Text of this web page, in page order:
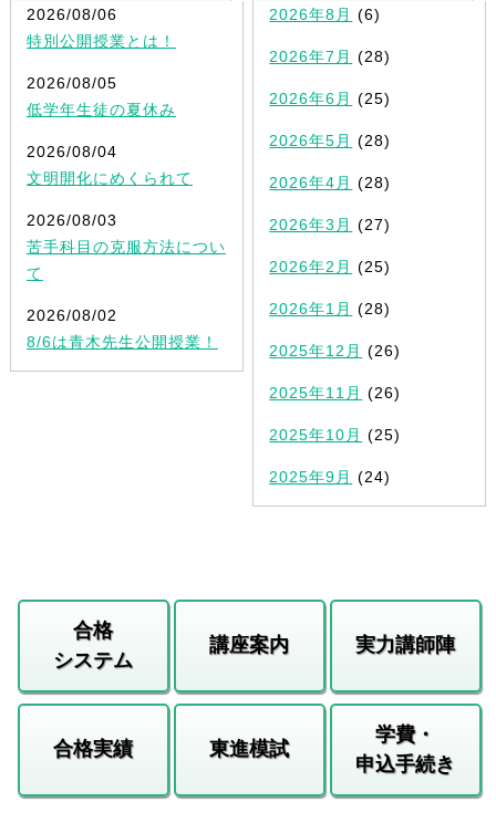
2026/08/06
特別公開授業とは！
2026/08/05
低学年生徒の夏休み
2026/08/04
文明開化にめくられて
2026/08/03
苦手科目の克服方法につい
て
2026/08/02
8/6は青木先生公開授業！
2026年8月 (6)
2026年7月 (28)
2026年6月 (25)
2026年5月 (28)
2026年4月 (28)
2026年3月 (27)
2026年2月 (25)
2026年1月 (28)
2025年12月 (26)
2025年11月 (26)
2025年10月 (25)
2025年9月 (24)
合格
システム
講座案内 実力講師陣
合格実績 東進模試
学費・
申込手続き